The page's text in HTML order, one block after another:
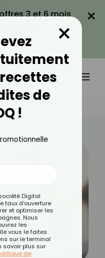
3 et 6 mois
×
Sur Le Running
recettes
de
!
×
Digital
taux d'ouverture
et optimiser les
Nous
les
vous le faites
sur le terminal
savoir plus sur
de